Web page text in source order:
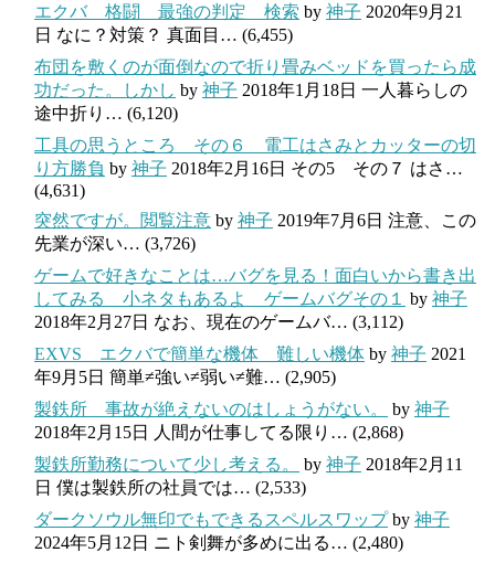
エクバ 格闘 最強の判定 検索 by 神子 2020年9月21
日 なに？対策？ 真面目… (6,455)
布団を敷くのが面倒なので折り畳みベッドを買ったら成
功だった。しかし by 神子 2018年1月18日 一人暮らしの
途中折り… (6,120)
工具の思うところ その６ 電工はさみとカッターの切
り方勝負 by 神子 2018年2月16日 その5 その７ はさ…
(4,631)
突然ですが。閲覧注意 by 神子 2019年7月6日 注意、この
先業が深い… (3,726)
ゲームで好きなことは…バグを見る！面白いから書き出
してみる 小ネタもあるよ ゲームバグその１
by 神子
2018年2月27日 なお、現在のゲームバ… (3,112)
EXVS エクバで簡単な機体 難しい機体 by 神子 2021
年9月5日 簡単≠強い≠弱い≠難… (2,905)
製鉄所 事故が絶えないのはしょうがない。
by 神子
2018年2月15日
人間が仕事してる限り… (2,868)
製鉄所勤務について少し考える。
by 神子 2018年2月11
日 僕は製鉄所の社員では… (2,533)
ダークソウル無印でもできるスペルスワップby 神子
2024年5月12日 ニト剣舞が多めに出る… (2,480)